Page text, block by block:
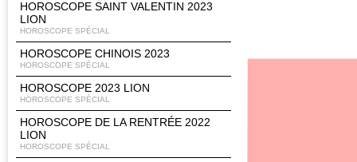
HOROSCOPE SAINT VALENTIN 2023
LION
HOROSCOPE SPÉCIAL
HOROSCOPE CHINOIS 2023
HOROSCOPE SPÉCIAL
HOROSCOPE 2023 LION
HOROSCOPE SPÉCIAL
HOROSCOPE DE LA RENTRÉE 2022
LION
HOROSCOPE SPÉCIAL